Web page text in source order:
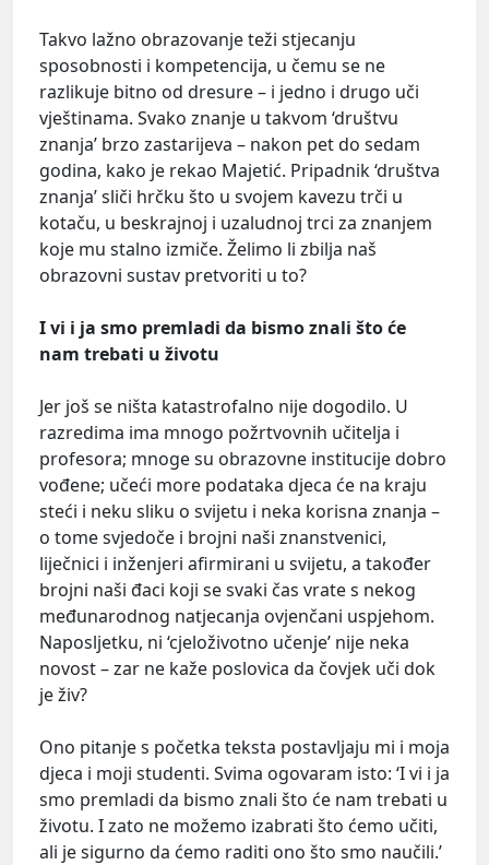
Takvo lažno obrazovanje teži stjecanju
sposobnosti i kompetencija, u čemu se ne
razlikuje bitno od dresure – i jedno i drugo uči
vještinama. Svako znanje u takvom ‘društvu
znanja’ brzo zastarijeva – nakon pet do sedam
godina, kako je rekao Majetić. Pripadnik ‘društva
znanja’ sliči hrčku što u svojem kavezu trči u
kotaču, u beskrajnoj i uzaludnoj trci za znanjem
koje mu stalno izmiče. Želimo li zbilja naš
obrazovni sustav pretvoriti u to?
I vi i ja smo premladi da bismo znali što će
nam trebati u životu
Jer još se ništa katastrofalno nije dogodilo. U
razredima ima mnogo požrtvovnih učitelja i
profesora; mnoge su obrazovne institucije dobro
vođene; učeći more podataka djeca će na kraju
steći i neku sliku o svijetu i neka korisna znanja –
o tome svjedoče i brojni naši znanstvenici,
liječnici i inženjeri afirmirani u svijetu, a također
brojni naši đaci koji se svaki čas vrate s nekog
međunarodnog natjecanja ovjenčani uspjehom.
Naposljetku, ni ‘cjeloživotno učenje’ nije neka
novost – zar ne kaže poslovica da čovjek uči dok
je živ?
Ono pitanje s početka teksta postavljaju mi i moja
djeca i moji studenti. Svima ogovaram isto: ‘I vi i ja
smo premladi da bismo znali što će nam trebati u
životu. I zato ne možemo izabrati što ćemo učiti,
ali je sigurno da ćemo raditi ono što smo naučili.’